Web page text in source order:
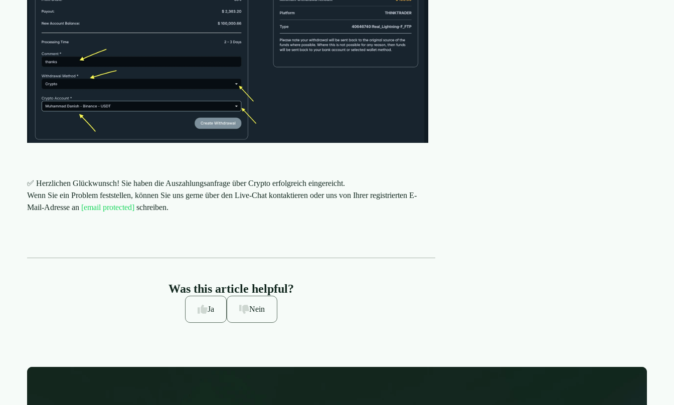
✅ Herzlichen Glückwunsch! Sie haben die Auszahlungsanfrage über Crypto erfolgreich eingereicht.
Wenn Sie ein Problem feststellen, können Sie uns gerne über den Live-Chat kontaktieren oder uns von Ihrer registrierten E-
Mail-Adresse an [email protected] schreiben.
Was this article helpful?
Ja Nein